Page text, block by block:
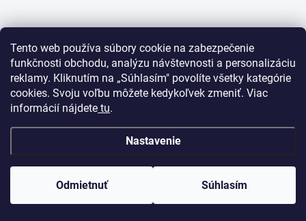
Tento web používa súbory cookie na zabezpečenie
funkčnosti obchodu, analýzu návštevnosti a personalizáciu
reklamy. Kliknutím na „Súhlasím" povolíte všetky kategórie
cookies. Svoju voľbu môžete kedykoľvek zmeniť. Viac
informácií nájdete tu.
Nastavenie
Odmietnuť Súhlasím